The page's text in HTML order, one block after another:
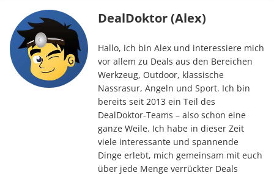
DealDoktor (Alex)
Hallo, ich bin Alex und interessiere mich
vor allem zu Deals aus den Bereichen
Werkzeug, Outdoor, klassische
Nassrasur, Angeln und Sport. Ich bin
bereits seit 2013 ein Teil des
DealDoktor-Teams – also schon eine
ganze Weile. Ich habe in dieser Zeit
viele interessante und spannende
Dinge erlebt, mich gemeinsam mit euch
über jede Menge verrückter Deals